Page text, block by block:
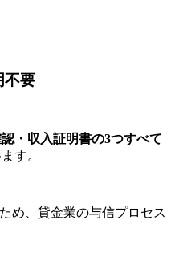
不要
・収入証明書の3つすべて
す。
め、貸金業の与信プロセス